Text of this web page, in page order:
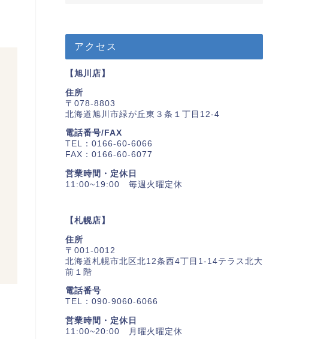
アクセス
【旭川店】
住所
〒078-8803
北海道旭川市緑が丘東３条１丁目12-4
電話番号/FAX
TEL：0166-60-6066
FAX：0166-60-6077
営業時間・定休日
11:00~19:00 毎週火曜定休
【札幌店】
住所
〒001-0012
北海道札幌市北区北12条西4丁目1-14テラス北大
前１階
電話番号
TEL：090-9060-6066
営業時間・定休日
11:00~20:00 月曜火曜定休